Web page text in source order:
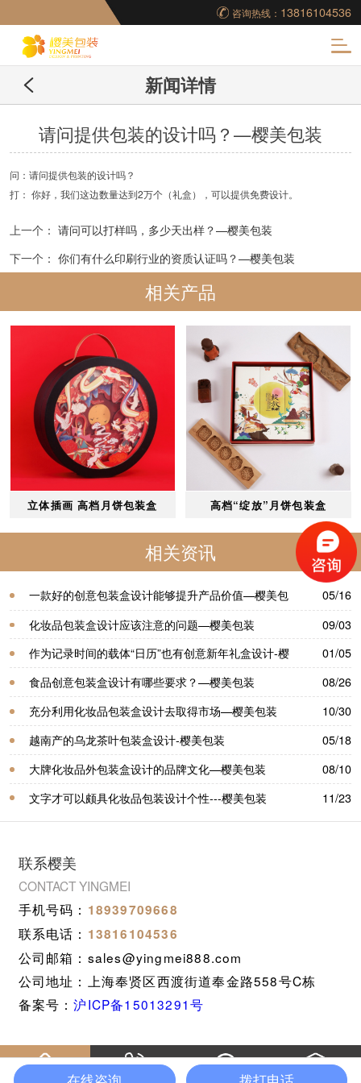
咨询热线： 13816104536
妆品包装盒工厂,高档
包装盒定制,创意包装
盒设计,包装盒制作
新闻详情
请问提供包装的设计吗？—樱美包装
问：请问提供包装的设计吗？
打： 你好，我们这边数量达到2万个（礼盒），可以提供免费设计。
上一个： 请问可以打样吗，多少天出样？—樱美包装
下一个： 你们有什么印刷行业的资质认证吗？—樱美包装
相关产品
立体插画 高档月饼包装盒 高档“绽放”月饼包装盒
相关资讯
一款好的创意包装盒设计能够提升产品价值—樱美包
装
05/16
化妆品包装盒设计应该注意的问题—樱美包装
09/03
作为记录时间的载体“日历”也有创意新年礼盒设计-樱
美包装
01/05
食品创意包装盒设计有哪些要求？—樱美包装
08/26
充分利用化妆品包装盒设计去取得市场—樱美包装
10/30
越南产的乌龙茶叶包装盒设计-樱美包装
05/18
大牌化妆品外包装盒设计的品牌文化—樱美包装
08/10
文字才可以颇具化妆品包装设计个性---樱美包装
11/23
联系樱美
CONTACT YINGMEI
手机号码： 18939709668
联系电话： 13816104536
公司邮箱：sales@yingmei888.com
公司地址：上海奉贤区西渡街道奉金路558号C栋
备案号：沪ICP备15013291号